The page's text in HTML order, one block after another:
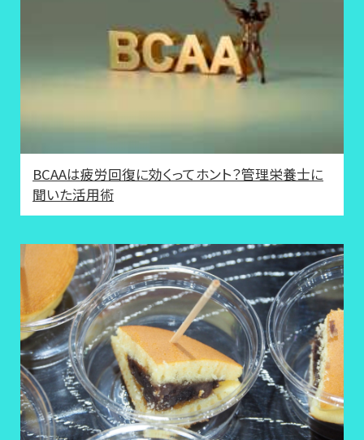
BCAAは疲労回復に効くってホント？管理栄養士に
聞いた活用術